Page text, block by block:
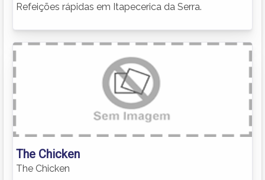
Refeições rápidas em Itapecerica da Serra.
The Chicken
The Chicken